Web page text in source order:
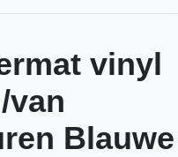
vinyl
van
Blauwe